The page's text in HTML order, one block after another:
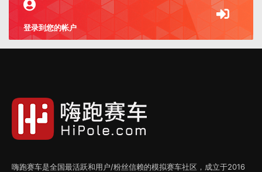
登录到您的帐户
嗨跑赛车是全国最活跃和用户/粉丝信赖的模拟赛车社区，成立于2016